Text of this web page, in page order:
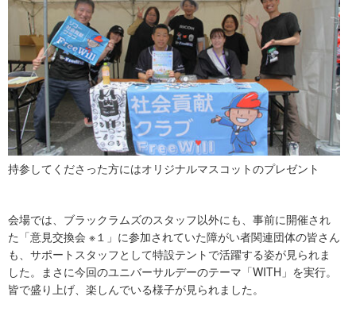
持参してくださった方にはオリジナルマスコットのプレゼント
会場では、ブラックラムズのスタッフ以外にも、事前に開催され
た「意見交換会 ※１」に参加されていた障がい者関連団体の皆さん
も、サポートスタッフとして特設テントで活躍する姿が見られま
した。まさに今回のユニバーサルデーのテーマ「WITH」を実行。
皆で盛り上げ、楽しんでいる様子が見られました。